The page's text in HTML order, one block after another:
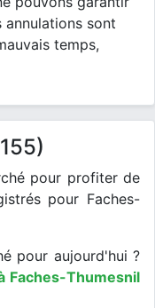
sont
temps,
pour profiter de
pour Faches-
pour aujourd'hui ?
Faches-Thumesnil